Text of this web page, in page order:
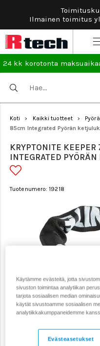
24 kk korotonta
Koti > Kaikki tuotteet >
85cm Integrated Pyörän
KRYPTONITE
INTEGRATED
Tuotenumero: 19218
Käytämme evästeitä, jotta
sivuston toimintaa analytiikan
tarjota sosiaalisen median
käytät sivustoamme sosiaalisen
analytiikkakumppaneidemme
Evästeasetukset